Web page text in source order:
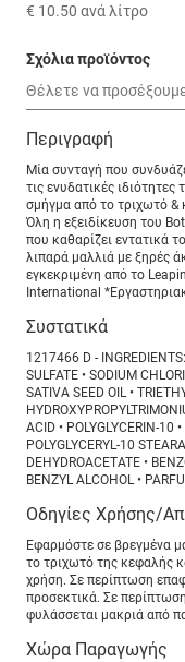
€ 10.50 ανά λίτρο
Σχόλια προϊόντος
Περιγραφή
Μία συνταγή που
τις ενυδατικές
σμήγμα από το τριχωτό &
Όλη η εξειδίκευση του
που καθαρίζει εντατικά
λιπαρά μαλλιά με ξηρές
εγκεκριμένη από το
International
Συστατικά
1217466 D -
SULFATE • SODIUM
SATIVA SEED OIL •
ACID • POLYGLYCERIN-10
POLYGLYCERYL-10
DEHYDROACETATE •
BENZYL ALCOHOL •
Οδηγίες Χρήσης/
Εφαρμόστε σε βρεγμένα
το τριχωτό της κεφαλής
χρήση. Σε περίπτωση
προσεκτικά. Σε
φυλάσσεται μακριά από
Χώρα Παραγωγής